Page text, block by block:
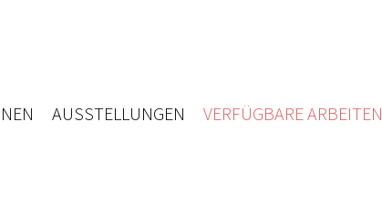
AUSSTELLUNGEN VERFÜGBARE ARBEITEN